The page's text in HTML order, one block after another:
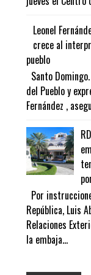
Leonel
crece al
pueblo
Santo
del Pueblo y
Fernández ,
Por
República, Luis
Relaciones
la embaja...